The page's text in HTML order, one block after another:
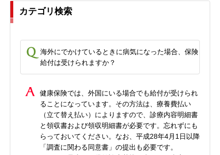
カテゴリ検索
海外にでかけているときに病気になった場合、保険
給付は受けられますか？
健康保険では、外国にいる場合でも給付が受けられ
ることになっています。その方法は、療養費払い
（立て替え払い）によりますので、診療内容明細書
と領収書および領収明細書が必要です。忘れずにも
らっておいてください。なお、平成28年4月1日以降
「調査に関わる同意書」の提出も必要です。